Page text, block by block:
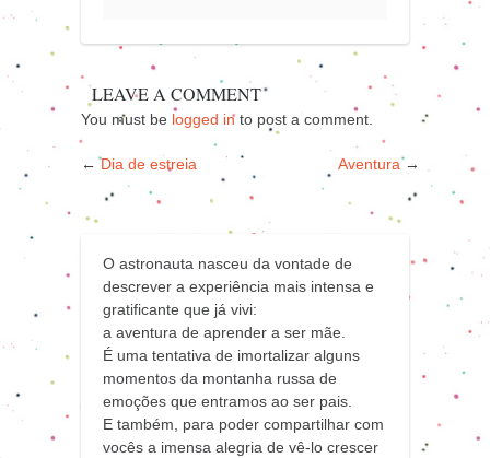
LEAVE A COMMENT
You must be logged in to post a comment.
←Dia de estreia Aventura→
O astronauta nasceu da vontade de
descrever a experiência mais intensa e
gratificante que já vivi:
a aventura de aprender a ser mãe.
É uma tentativa de imortalizar alguns
momentos da montanha russa de
emoções que entramos ao ser pais.
E também, para poder compartilhar com
vocês a imensa alegria de vê-lo crescer